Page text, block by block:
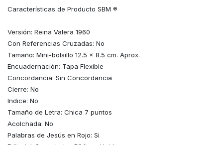
Características de Producto SBM ®
Versión: Reina Valera 1960
Con Referencias Cruzadas: No
Tamaño: Mini-bolsillo 12.5 x 8.5 cm. Aprox.
Encuadernación: Tapa Flexible
Concordancia: Sin Concordancia
Cierre: No
Indice: No
Tamaño de Letra: Chica 7 puntos
Acolchada: No
Palabras de Jesús en Rojo: Si